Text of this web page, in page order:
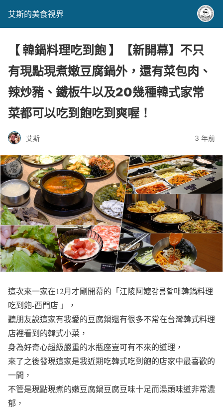
艾斯的美食視界
【 韓鍋料理吃到飽 】【新開幕】不只
有現點現煮嫩豆腐鍋外，還有菜包肉、
辣炒豬、鐵板牛以及20幾種韓式家常
菜都可以吃到飽吃到爽喔！
艾斯 3 年前
這次來一家在12月才剛開幕的「江陵阿嬤강릉할매韓鍋料理
吃到飽-西門店 」，
聽朋友說這家有我愛的豆腐鍋還有很多不常在台灣韓式料理
店裡看到的韓式小菜，
身為好奇心超級嚴重的水瓶座豈可有不來的道理，
來了之後發現這家是我近期吃韓式吃到飽的店家中最喜歡的
一間，
不管是現點現煮的嫩豆腐鍋豆腐豆味十足而湯頭味道非常濃
郁，